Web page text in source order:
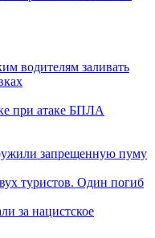
водителям заливать
при атаке БПЛА
запрещенную пуму
туристов. Один погиб
за нацистское